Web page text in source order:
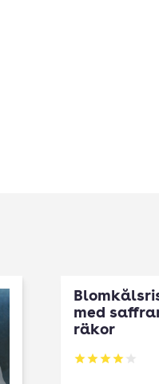
med
räkor
Betyg: 4.06 av